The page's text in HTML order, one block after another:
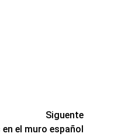
Siguente
el muro español